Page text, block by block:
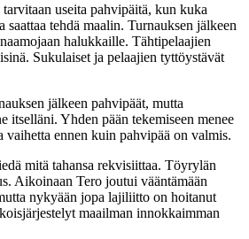
useita pahvipäitä, kun kuka
saattaa tehdä maalin. Turnauksen jälkeen
halukkaille. Tähtipelaajien
Sukulaiset ja pelaajien tyttöystävät
jälkeen pahvipäät, mutta
itselläni. Yhden pään tekemiseen menee
ennen kuin pahvipää on valmis.
mitä tahansa rekvisiittaa. Töyrylän
Aikoinaan Tero joutui vääntämään
nykyään jopa lajiliitto on hoitanut
maailman innokkaimman